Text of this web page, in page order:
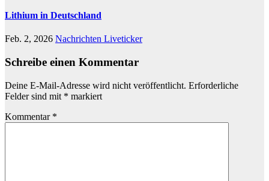
Lithium in Deutschland
Feb. 2, 2026 Nachrichten Liveticker
Schreibe einen Kommentar
Deine E-Mail-Adresse wird nicht veröffentlicht. Erforderliche
Felder sind mit * markiert
Kommentar *